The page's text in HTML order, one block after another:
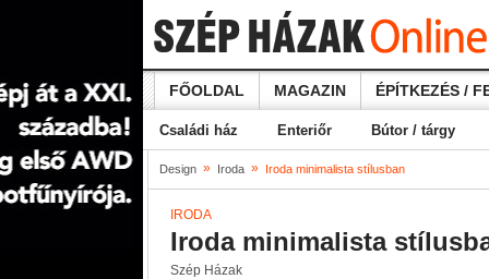
FŐOLDAL MAGAZIN ÉPÍTKEZÉS /
Családi ház Enteriőr Bútor / tárgy
Design » Iroda » Iroda minimalista stílusban
IRODA
Iroda minimalista
Szép Házak